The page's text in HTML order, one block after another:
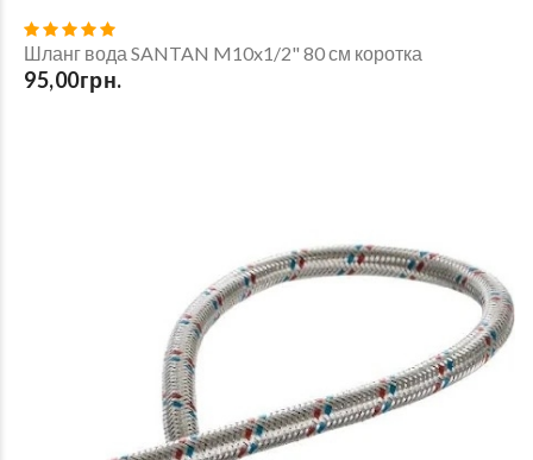
Шланг вода SANTAN M10x1/2" 80 см коротка
95,00грн.